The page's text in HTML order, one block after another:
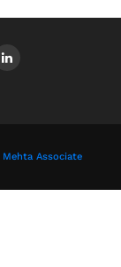
Mehta Associate